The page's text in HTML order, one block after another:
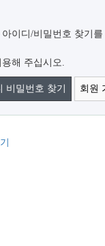
이디/비밀번호 찾기를
해 주십시오.
비밀번호 찾기 회원